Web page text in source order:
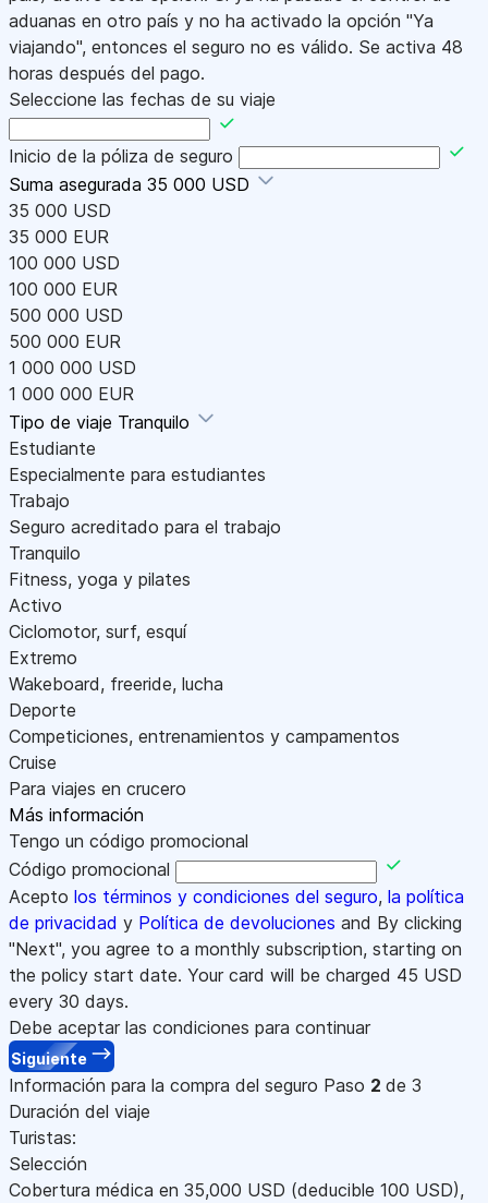
aduanas en otro país y no ha activado la opción "Ya
viajando", entonces el seguro no es válido. Se activa 48
horas después del pago.
Seleccione las fechas de su viaje
Inicio de la póliza de seguro
Suma asegurada 35 000 USD
35 000 USD
35 000 EUR
100 000 USD
100 000 EUR
500 000 USD
500 000 EUR
1 000 000 USD
1 000 000 EUR
Tipo de viaje Tranquilo
Estudiante
Especialmente para estudiantes
Trabajo
Seguro acreditado para el trabajo
Tranquilo
Fitness, yoga y pilates
Activo
Ciclomotor, surf, esquí
Extremo
Wakeboard, freeride, lucha
Deporte
Competiciones, entrenamientos y campamentos
Cruise
Para viajes en crucero
Más información
Tengo un código promocional
Código promocional
Acepto los términos y condiciones del seguro, la política
de privacidad y Política de devoluciones and By clicking
"Next", you agree to a monthly subscription, starting on
the policy start date. Your card will be charged 45 USD
every 30 days.
Debe aceptar las condiciones para continuar
Siguiente
Información para la compra del seguro Paso 2 de 3
Duración del viaje
Turistas:
Selección
Cobertura médica en 35,000 USD (deducible 100 USD),